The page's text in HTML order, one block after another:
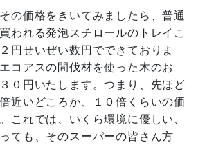
の価格をきいてみましたら、普通
われる発泡スチロールのトレイこ
円せいぜい数円でできておりま
コアスの間伐材を使った木のお
０円いたします。つまり、先ほど
近いどころか、１０倍くらいの価
これでは、いくら環境に優しい、
ても、そのスーパーの皆さん方